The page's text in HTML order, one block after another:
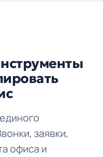
заявки,
офиса и